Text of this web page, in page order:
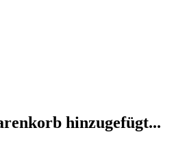
hinzugefügt...